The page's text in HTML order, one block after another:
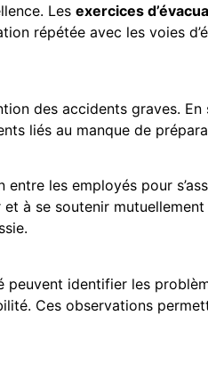
Les exercices
répétée avec les voies
des accidents graves.
liés au manque de
les employés pour
et à se soutenir
peuvent identifier les
Ces observations